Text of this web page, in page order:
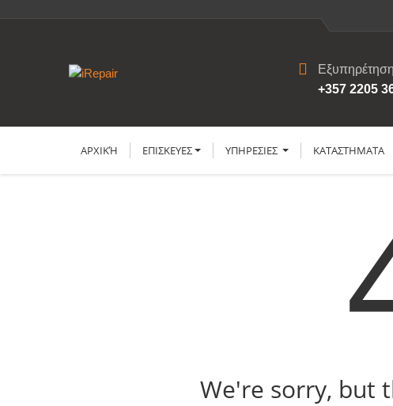
+357 2205
ΑΡΧΙΚΉ ΕΠΙΣΚΕΥΕΣ YΠΗΡΕΣΙΕΣ ΚΑΤΑΣΤΗΜΑΤΑ
We're sorry, but